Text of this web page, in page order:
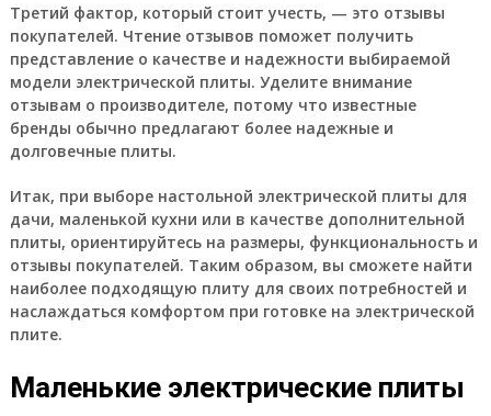
Третий фактор, который стоит учесть, — это отзывы
покупателей. Чтение отзывов поможет получить
представление о качестве и надежности выбираемой
модели электрической плиты. Уделите внимание
отзывам о производителе, потому что известные
бренды обычно предлагают более надежные и
долговечные плиты.
Итак, при выборе настольной электрической плиты для
дачи, маленькой кухни или в качестве дополнительной
плиты, ориентируйтесь на размеры, функциональность и
отзывы покупателей. Таким образом, вы сможете найти
наиболее подходящую плиту для своих потребностей и
наслаждаться комфортом при готовке на электрической
плите.
Маленькие электрические плиты